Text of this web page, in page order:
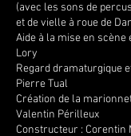
(avec les sons de
et de vielle à roue de
Aide à la mise en scène
Lory
Regard dramaturgique
Pierre Tual
Création de la
Valentin Périlleux
Constructeur : Corentin